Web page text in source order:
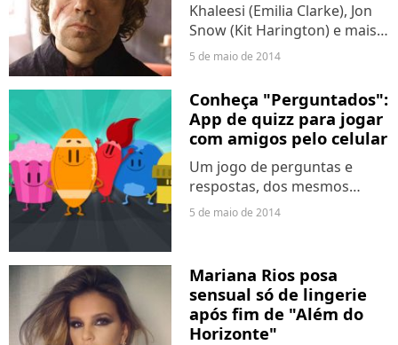
Khaleesi (Emilia Clarke), Jon
Snow (Kit Harington) e mais
são outros destaques! #GoT
5 de maio de 2014
Conheça "Perguntados":
App de quizz para jogar
com amigos pelo celular
Um jogo de perguntas e
respostas, dos mesmos
criadores de "Apalavrados",
5 de maio de 2014
Mariana Rios posa
sensual só de lingerie
após fim de "Além do
Horizonte"